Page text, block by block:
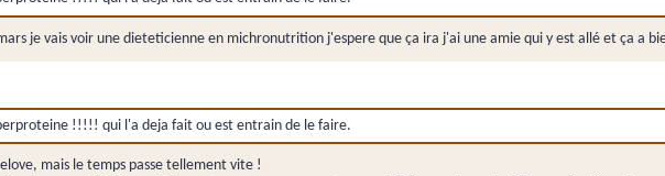
je vais voir une dieteticienne en michronutrition j'espere que ça ira j'ai une amie qui y est allé et ça a
!!!!! qui l'a deja fait ou est entrain de le faire.
mais le temps passe tellement vite !